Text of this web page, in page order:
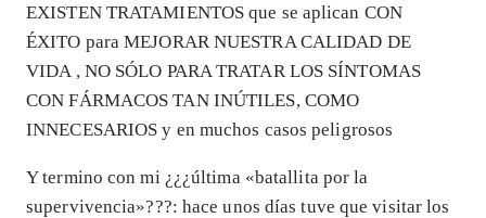
EXISTEN TRATAMIENTOS que se aplican CON
ÉXITO para MEJORAR NUESTRA CALIDAD DE
VIDA , NO SÓLO PARA TRATAR LOS SÍNTOMAS
CON FÁRMACOS TAN INÚTILES, COMO
INNECESARIOS y en muchos casos peligrosos
Y termino con mi ¿¿¿última «batallita por la
supervivencia»???: hace unos días tuve que visitar los